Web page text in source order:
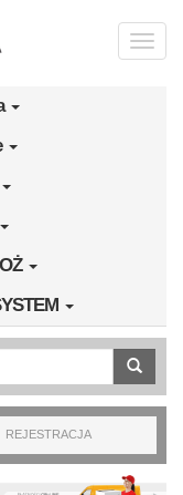
Toggle
REJESTRACJA